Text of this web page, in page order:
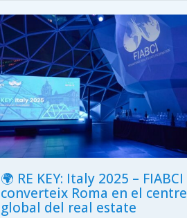
🌍 RE KEY: Italy 2025 – FIABCI
converteix Roma en el centre
global del real estate